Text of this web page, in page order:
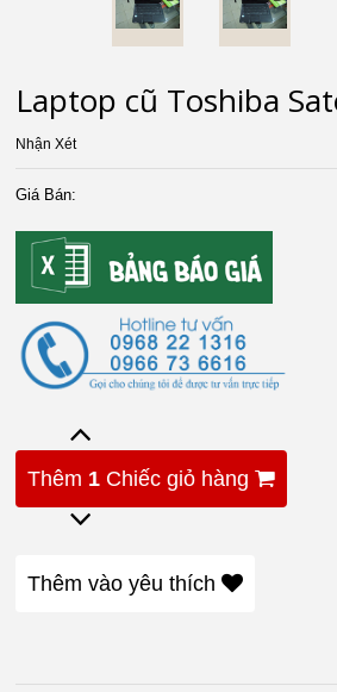
Laptop cũ Toshiba
Nhận Xét
Giá Bán:
Thêm 1 Chiếc giỏ hàng
Thêm vào yêu thích